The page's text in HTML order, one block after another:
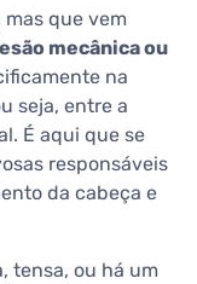
que vem
mecânica ou
na
seja, entre a
É aqui que se
responsáveis
da cabeça e
tensa, ou há um